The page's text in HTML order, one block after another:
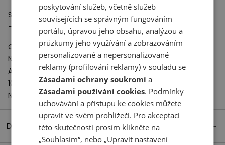
Specifikace:
- Materiál: 100% polyester
Odpovědný subjekt:
New Balance Europe BV
A-Factorij, Pilotenstraat 35 – 45
1059 CH Amsterdam
Netherlands
Detaily produktu
poskytování služeb, včetně služeb
souvisejících se správným fungováním
portálu, úpravou jeho obsahu, analýzou a
průzkumy jeho využívání a zobrazováním
personalizované a nepersonalizované
reklamy (profilování reklamy) v souladu se
Zásadami ochrany soukromí a
Zásadami používání cookies. Podmínky
uchovávání a přístupu ke cookies můžete
upravit ve svém prohlížeči. Pro akceptaci
této skutečnosti prosím klikněte na
„Souhlasím“, nebo „Upravit nastavení